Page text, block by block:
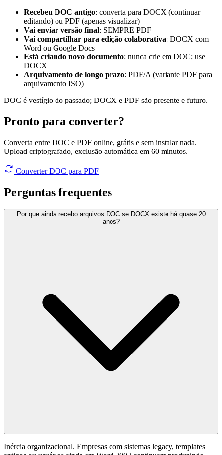
Recebeu DOC antigo: converta para DOCX (continuar
editando) ou PDF (apenas visualizar)
Vai enviar versão final: SEMPRE PDF
Vai compartilhar para edição colaborativa: DOCX com
Word ou Google Docs
Está criando novo documento: nunca crie em DOC; use
DOCX
Arquivamento de longo prazo: PDF/A (variante PDF para
arquivamento ISO)
DOC é vestígio do passado; DOCX e PDF são presente e futuro.
Pronto para converter?
Converta entre DOC e PDF online, grátis e sem instalar nada.
Upload criptografado, exclusão automática em 60 minutos.
Converter DOC para PDF
Perguntas frequentes
Por que ainda recebo arquivos DOC se DOCX existe há quase 20
anos?
Inércia organizacional. Empresas com sistemas legacy, templates